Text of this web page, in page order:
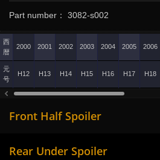
Part number： 3082-s002
西
暦
2000 2001 2002 2003 2004 2005 2006
元
号
H12 H13 H14 H15 H16 H17 H18
Front Half Spoiler
Rear Under Spoiler